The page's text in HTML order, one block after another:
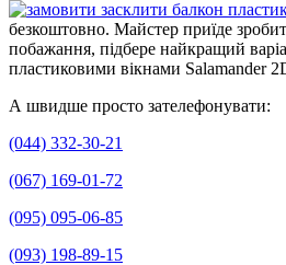
безкоштовно. Майстер приїде
побажання, підбере найкращий
пластиковими вікнами Salamander
А швидше просто зателефонувати:
(044) 332-30-21
(067) 169-01-72
(095) 095-06-85
(093) 198-89-15